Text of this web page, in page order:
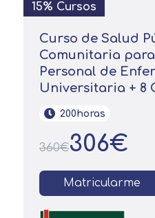
15% Cursos
Curso de Salud
Comunitaria
Personal de
Universitaria + 8
200horas
360€306€
Matricularme